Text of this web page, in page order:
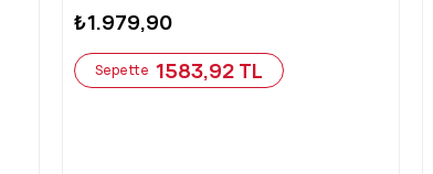
₺1.979,90
Sepette 1583,92 TL